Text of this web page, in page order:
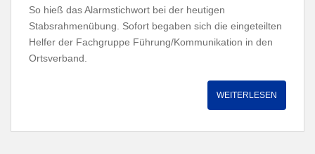
So hieß das Alarmstichwort bei der heutigen
Stabsrahmenübung. Sofort begaben sich die eingeteilten
Helfer der Fachgruppe Führung/Kommunikation in den
Ortsverband.
WEITERLESEN